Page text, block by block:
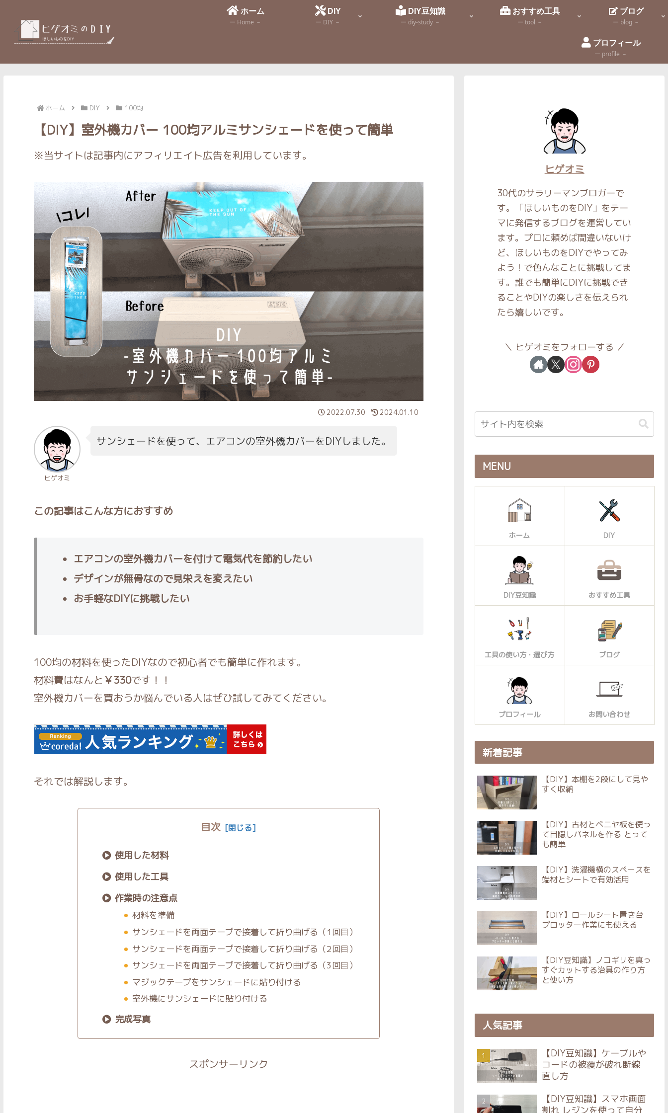
ホーム
ー Home －
DIY
ー DIY －
DIY豆知識
ー diy-study －
おすすめ工具
ー tool －
ブログ
ー blog －
プロフィール
ー profile －
ホーム DIY 100均
【DIY】室外機カバー 100均アルミサンシェードを使って簡単
※当サイトは記事内にアフィリエイト広告を利用しています。
2022.07.30 2024.01.10
ヒゲオミ
サンシェードを使って、エアコンの室外機カバーをDIYしました。
この記事はこんな方におすすめ
エアコンの室外機カバーを付けて電気代を節約したい
デザインが無骨なので見栄えを変えたい
お手軽なDIYに挑戦したい
100均の材料を使ったDIYなので初心者でも簡単に作れます。
材料費はなんと ￥330です！！
室外機カバーを買おうか悩んでいる人はぜひ試してみてください。
それでは解説します。
目次
使用した材料
使用した工具
作業時の注意点
材料を準備
サンシェードを両面テープで接着して折り曲げる（1回目）
サンシェードを両面テープで接着して折り曲げる（2回目）
サンシェードを両面テープで接着して折り曲げる（3回目）
マジックテープをサンシェードに貼り付ける
室外機にサンシェードに貼り付ける
完成写真
スポンサーリンク
ヒゲオミ
30代のサラリーマンブロガーで
す。「ほしいものをDIY」をテー
マに発信するブログを運営してい
ます。プロに頼めば間違いないけ
ど、ほしいものをDIYでやってみ
よう！で色んなことに挑戦してま
す。誰でも簡単にDIYに挑戦でき
ることやDIYの楽しさを伝えられ
たら嬉しいです。
ヒゲオミをフォローする
MENU
ホーム DIY
DIY豆知識 おすすめ工具
工具の使い方・選び方 ブログ
プロフィール お問い合わせ
新着記事
【DIY】本棚を2段にして見や
すく収納
【DIY】古材とベニヤ板を使っ
て目隠しパネルを作る とって
も簡単
【DIY】洗濯機横のスペースを
端材とシートで有効活用
【DIY】ロールシート置き台
プロッター作業にも使える
【DIY豆知識】ノコギリを真っ
すぐカットする治具の作り方
と使い方
人気記事
【DIY豆知識】ケーブルや
コードの被覆が破れ断線
直し方
【DIY豆知識】スマホ画面
割れ レジンを使って自分